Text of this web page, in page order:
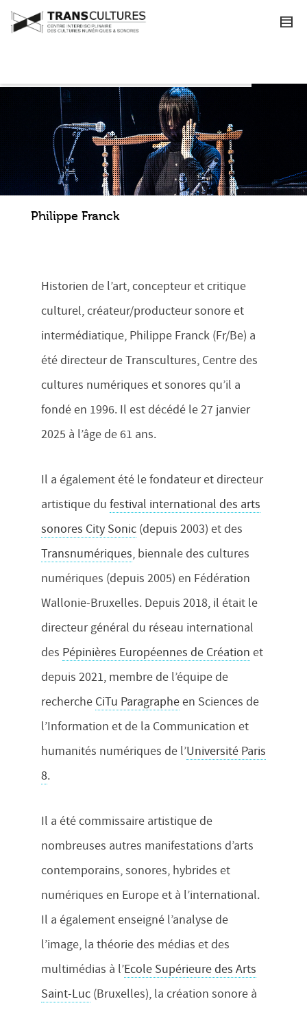
Philippe Franck
Historien de l’art, concepteur et critique
culturel, créateur/producteur sonore et
intermédiatique, Philippe Franck (Fr/Be) a
été directeur de Transcultures, Centre des
cultures numériques et sonores qu’il a
fondé en 1996. Il est décédé le 27 janvier
2025 à l’âge de 61 ans.
Il a également été le fondateur et directeur
artistique du festival international des arts
sonores City Sonic(depuis 2003) et des
Transnumériques, biennale des cultures
numériques (depuis 2005) en Fédération
Wallonie-Bruxelles. Depuis 2018, il était le
directeur général du réseau international
des Pépinières Européennes de Création et
depuis 2021, membre de l’équipe de
recherche CiTu Paragrapheen Sciences de
l’Information et de la Communication et
humanités numériques de l’Université Paris
8.
Il a été commissaire artistique de
nombreuses autres manifestations d’arts
contemporains, sonores, hybrides et
numériques en Europe et à l’international.
Il a également enseigné l’analyse de
l’image, la théorie des médias et des
multimédias à l’Ecole Supérieure des Arts
Saint-Luc(Bruxelles), la création sonore à